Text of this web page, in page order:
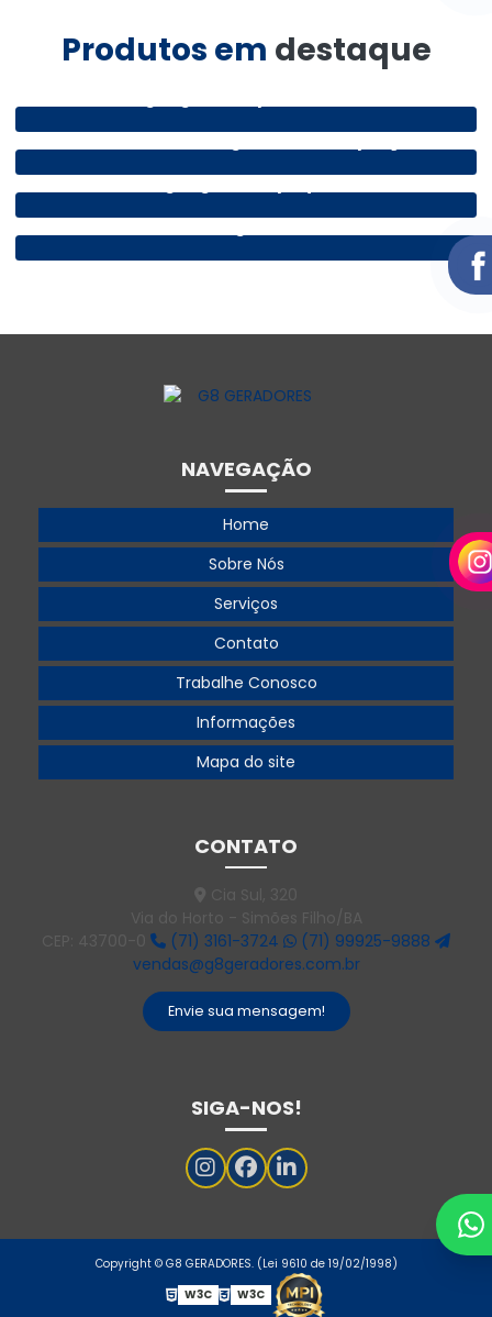
Produtos em destaque
Gerador de energia industrial preço
Alugar gerador pequeno
Gerador de energia 220v silencioso
NAVEGAÇÃO
Home
Sobre Nós
Serviços
Contato
Trabalhe Conosco
Informações
Mapa do site
CONTATO
Cia Sul, 320
Via do Horto - Simões Filho/BA
CEP: 43700-0
(71) 3161-3724
(71) 99925-9888
vendas@g8geradores.com.br
Envie sua mensagem!
SIGA-NOS!
Copyright © G8 GERADORES. (Lei 9610 de 19/02/1998)
W3C
W3C